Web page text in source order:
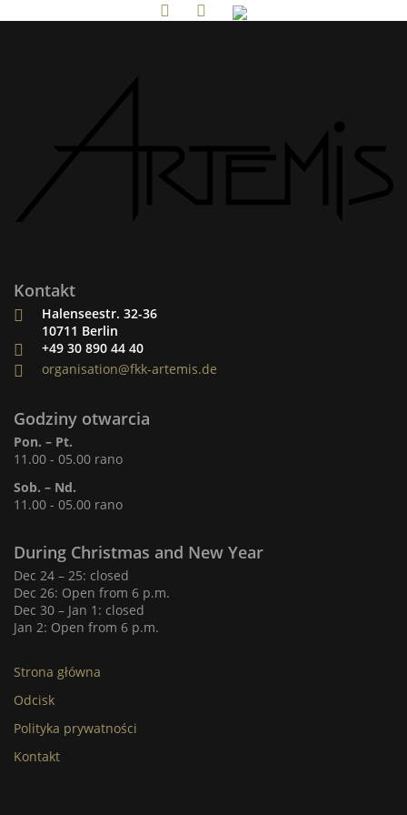
Kontakt
Halenseestr. 32-36
10711 Berlin
+49 30 890 44 40
organisation@fkk-artemis.de
Godziny otwarcia
Pon. – Pt.
11.00 - 05.00 rano
Sob. – Nd.
11.00 - 05.00 rano
During Christmas and New Year
Dec 24 – 25: closed
Dec 26: Open from 6 p.m.
Dec 30 – Jan 1: closed
Jan 2: Open from 6 p.m.
Strona główna
Odcisk
Polityka prywatności
Kontakt